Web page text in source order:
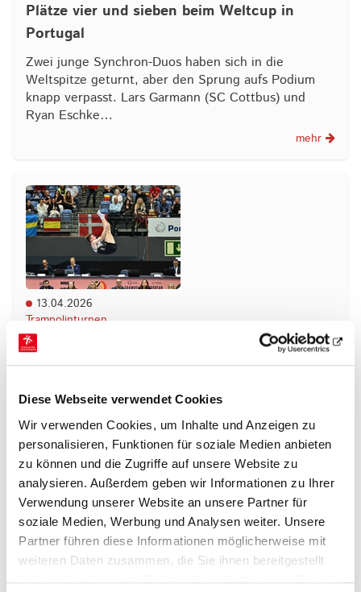
Diese Webseite verwendet Cookies
Wir verwenden Cookies, um Inhalte und Anzeigen zu
personalisieren, Funktionen für soziale Medien anbieten
zu können und die Zugriffe auf unsere Website zu
analysieren. Außerdem geben wir Informationen zu Ihrer
Verwendung unserer Website an unsere Partner für
soziale Medien, Werbung und Analysen weiter. Unsere
Partner führen diese Informationen möglicherweise mit
weiteren Daten zusammen, die Sie ihnen bereitgestellt
Plätze vier und sieben beim Weltcup in
Portugal
Zwei junge Synchron-Duos haben sich in die
Weltspitze geturnt, aber den Sprung aufs Podium
knapp verpasst. Lars Garmann (SC Cottbus) und
Ryan Eschke…
mehr
13.04.2026
Trampolinturnen
Ryan turnt knapp an einer Medaille vorbei
Portimão erreichte Ryan Eschke (Eintracht
und…
mehr